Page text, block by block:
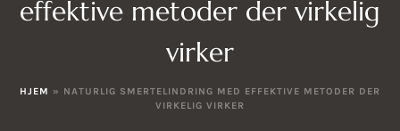
effektive metoder der virkelig
virker
HJEM » NATURLIG SMERTELINDRING MED EFFEKTIVE METODER DER
VIRKELIG VIRKER